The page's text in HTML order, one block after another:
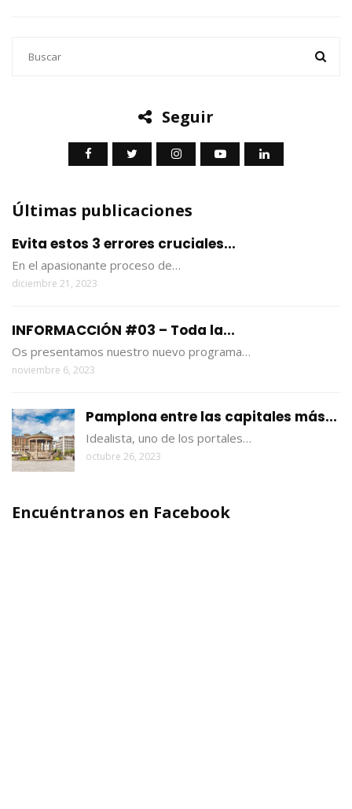
Seguir
Últimas publicaciones
Evita estos 3 errores cruciales...
En el apasionante proceso de…
diciembre 21, 2023
INFORMACCIÓN #03 – Toda la...
Os presentamos nuestro nuevo programa…
noviembre 6, 2023
Pamplona entre las capitales más...
Idealista, uno de los portales…
octubre 26, 2023
Encuéntranos en Facebook